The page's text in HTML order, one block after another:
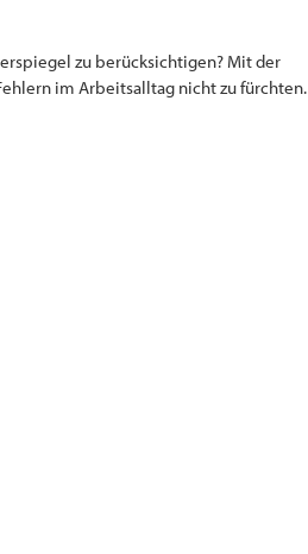
zu berücksichtigen? Mit der
im Arbeitsalltag nicht zu fürchten.